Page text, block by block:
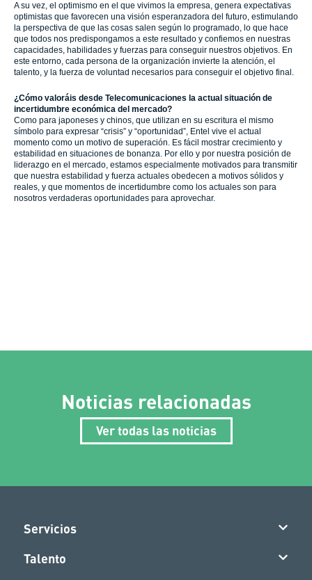
A su vez, el optimismo en el que vivimos la empresa, genera expectativas
optimistas que favorecen una visión esperanzadora del futuro, estimulando
la perspectiva de que las cosas salen según lo programado, lo que hace
que todos nos predispongamos a este resultado y confiemos en nuestras
capacidades, habilidades y fuerzas para conseguir nuestros objetivos. En
este entorno, cada persona de la organización invierte la atención, el
talento, y la fuerza de voluntad necesarios para conseguir el objetivo final.
¿Cómo valoráis desde Telecomunicaciones la actual situación de
incertidumbre económica del mercado?
Como para japoneses y chinos, que utilizan en su escritura el mismo
símbolo para expresar “crisis” y “oportunidad”, Entel vive el actual
momento como un motivo de superación. Es fácil mostrar crecimiento y
estabilidad en situaciones de bonanza. Por ello y por nuestra posición de
liderazgo en el mercado, estamos especialmente motivados para transmitir
que nuestra estabilidad y fuerza actuales obedecen a motivos sólidos y
reales, y que momentos de incertidumbre como los actuales son para
nosotros verdaderas oportunidades para aprovechar.
Noticias relacionadas
Ver todas las noticias
Servicios
Talento